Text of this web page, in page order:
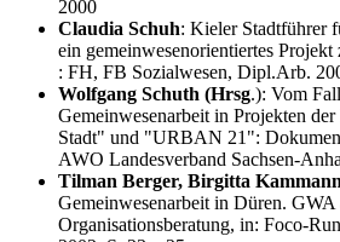
2000
Claudia Schuh: Kieler Stadtführer
ein gemeinwesenorientiertes
: FH, FB Sozialwesen, Dipl.Arb.
Wolfgang Schuth (Hrsg.): Vom
Gemeinwesenarbeit in Projekten
Stadt" und "URBAN 21":
AWO Landesverband Sachsen-
Tilman Berger, Birgitta Kammann
Gemeinwesenarbeit in Düren. GWA
Organisationsberatung, in: Foco-